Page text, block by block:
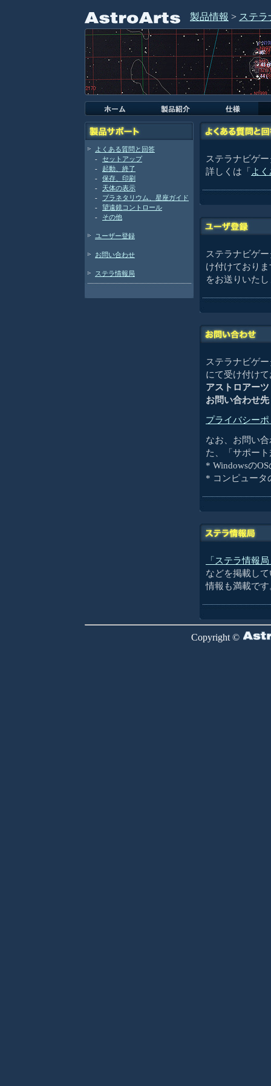
製品情報 > ステラ
よくある質問と回答
-
セットアップ
-
起動、終了
-
保存、印刷
-
天体の表示
-
プラネタリウム、星座ガイド
-
望遠鏡コントロール
-
その他
ユーザー登録
お問い合わせ
ステラ情報局
ステラナビゲ
詳しくは「よ
ステラナビゲ
け付けており
をお送りいた
ステラナビゲ
にて受け付け
アストロアー
お問い合わせ先
プライバシー
なお、お問い
た、「サポー
* Windowsの
* コンピュータ
「ステラ情報
などを掲載し
情報も満載で
Copyright ©